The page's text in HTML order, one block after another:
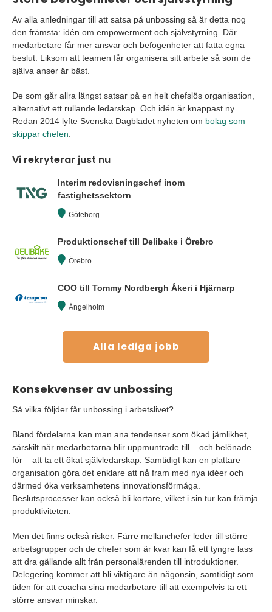
Av alla anledningar till att satsa på unbossing så är detta nog
den främsta: idén om empowerment och självstyrning. Där
medarbetare får mer ansvar och befogenheter att fatta egna
beslut. Liksom att teamen får organisera sitt arbete så som de
själva anser är bäst.
De som går allra längst satsar på en helt chefslös organisation,
alternativt ett rullande ledarskap. Och idén är knappast ny.
Redan 2014 lyfte Svenska Dagbladet nyheten om bolag som
skippar chefen.
Vi rekryterar just nu
Interim redovisningschef inom
fastighetssektorn
Göteborg
Produktionschef till Delibake i Örebro
Örebro
COO till Tommy Nordbergh Åkeri i Hjärnarp
Ängelholm
Alla lediga jobb
Konsekvenser av unbossing
Så vilka följder får unbossing i arbetslivet?
Bland fördelarna kan man ana tendenser som ökad jämlikhet,
särskilt när medarbetarna blir uppmuntrade till – och belönade
för – att ta ett ökat självledarskap. Samtidigt kan en plattare
organisation göra det enklare att nå fram med nya idéer och
därmed öka verksamhetens innovationsförmåga.
Beslutsprocesser kan också bli kortare, vilket i sin tur kan främja
produktiviteten.
Men det finns också risker. Färre mellanchefer leder till större
arbetsgrupper och de chefer som är kvar kan få ett tyngre lass
att dra gällande allt från personalärenden till introduktioner.
Delegering kommer att bli viktigare än någonsin, samtidigt som
tiden för att coacha sina medarbetare till att exempelvis ta ett
större ansvar minskar.